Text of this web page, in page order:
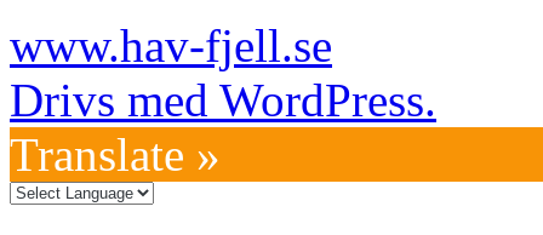
www.hav-fjell.se
Drivs med WordPress.
Translate »